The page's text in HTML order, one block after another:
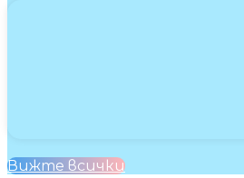
Вижте всички